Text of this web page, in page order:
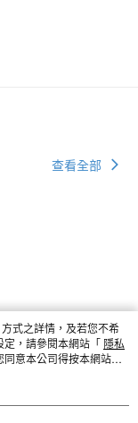
查看全部
式之詳情，及若您不希
，請參閱本網站「 隱私
意本公司得按本網站使